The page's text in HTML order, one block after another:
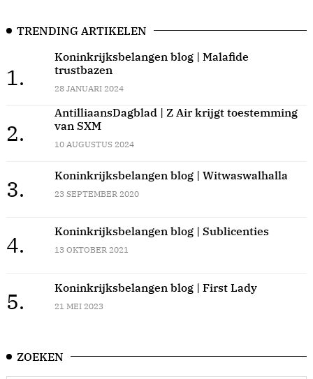
TRENDING ARTIKELEN
1.
Koninkrijksbelangen blog | Malafide
trustbazen
28 JANUARI 2024
2.
AntilliaansDagblad | Z Air krijgt toestemming
van SXM
10 AUGUSTUS 2024
3.
Koninkrijksbelangen blog | Witwaswalhalla
23 SEPTEMBER 2020
4.
Koninkrijksbelangen blog | Sublicenties
13 OKTOBER 2021
5.
Koninkrijksbelangen blog | First Lady
21 MEI 2023
ZOEKEN